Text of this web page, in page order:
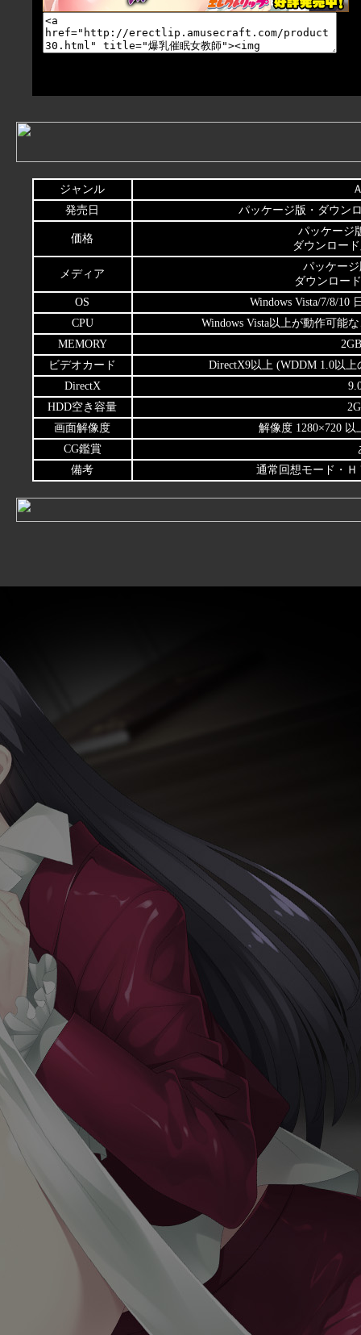
ジャンル
発売日
パッケージ版・ダウン
価格
パッケージ
ダウンロード
メディア
パッケージ
ダウンロー
OS
Windows Vista/7/8/10
CPU
Windows Vista以上が動作可能
MEMORY
ビデオカード
DirectX9以上 (WDDM 1.0以上
DirectX
HDD空き容量
画面解像度
解像度 1280×720 以
CG鑑賞
備考
通常回想モード・Ｈ